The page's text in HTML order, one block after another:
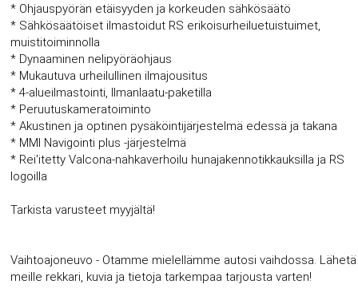
* Ohjauspyörän etäisyyden ja korkeuden sähkösäätö
* Sähkösäätöiset ilmastoidut RS erikoisurheiluetuistuimet,
muistitoiminnolla
* Dynaaminen nelipyöräohjaus
* Mukautuva urheilullinen ilmajousitus
* 4-alueilmastointi, Ilmanlaatu-paketilla
* Peruutuskameratoiminto
* Akustinen ja optinen pysäköintijärjestelmä edessä ja takana
* MMI Navigointi plus -järjestelmä
* Rei'itetty Valcona-nahkaverhoilu hunajakennotikkauksilla ja RS
logoilla
Tarkista varusteet myyjältä!
Vaihtoajoneuvo - Otamme mielellämme autosi vaihdossa. Lähetä
meille rekkari, kuvia ja tietoja tarkempaa tarjousta varten!